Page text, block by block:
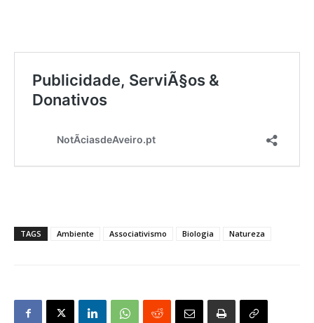
TAGS Ambiente Associativismo Biologia Natureza